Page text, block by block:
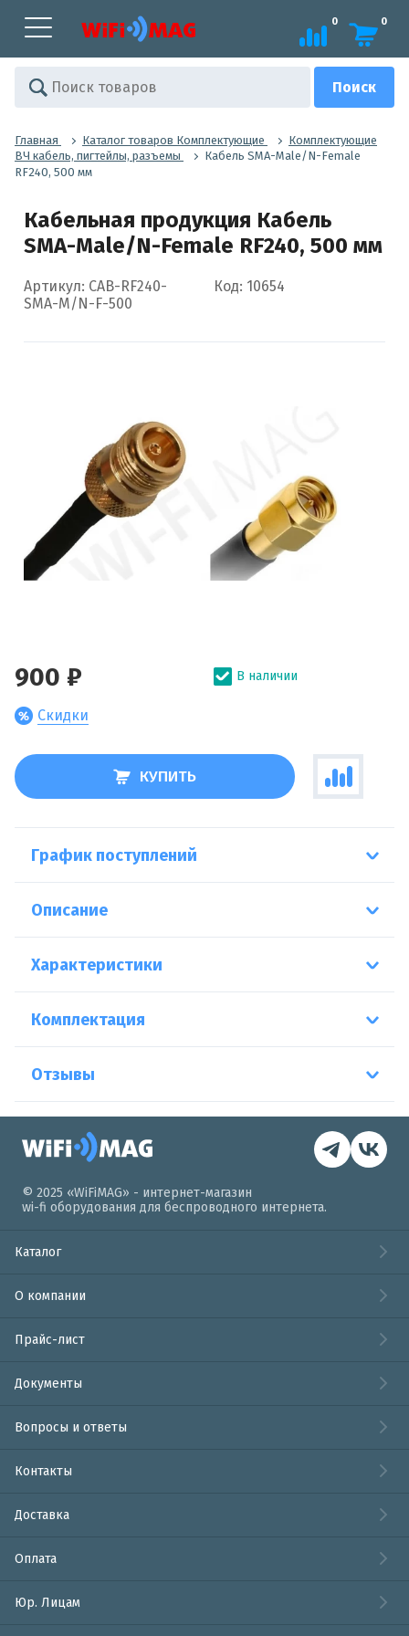
0 0
Главная Каталог товаров Комплектующие
Комплектующие
ВЧ кабель, пигтейлы, разъемы
Кабель SMA-Male/N-Female
RF240, 500 мм
Кабельная продукция Кабель
SMA-Male/N-Female RF240, 500 мм
Артикул: CAB-RF240-
SMA-M/N-F-500
Код: 10654
900 ₽
Скидки
В наличии
КУПИТЬ
График поступлений
Описание
Характеристики
Комплектация
Отзывы
© 2025 «WiFiMAG» - интернет-магазин
wi-fi оборудования для беспроводного интернета.
Каталог
О компании
Прайс-лист
Документы
Вопросы и ответы
Контакты
Доставка
Оплата
Юр. Лицам